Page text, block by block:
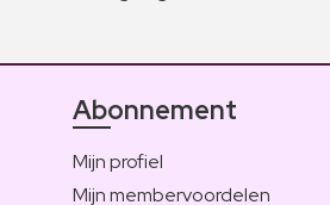
Abonnement
Mijn profiel
Mijn membervoordelen